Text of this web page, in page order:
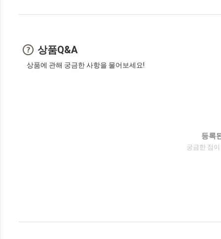
상품Q&A
상품에 관해 궁금한 사항을 물어보세요!
등록
궁금한 점